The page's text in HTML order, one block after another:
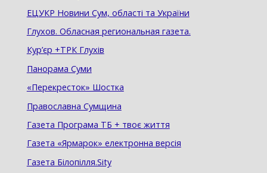
ЕЦУКР Новини Сум, області та України
Глухов. Обласная региональная газета.
Кур’єр +ТРК Глухів
Панорама Суми
«Перекресток» Шостка
Православна Сумщина
Газета Програма ТБ + твоє життя
Газета «Ярмарок» електронна версія
Газета Білопілля.Sity